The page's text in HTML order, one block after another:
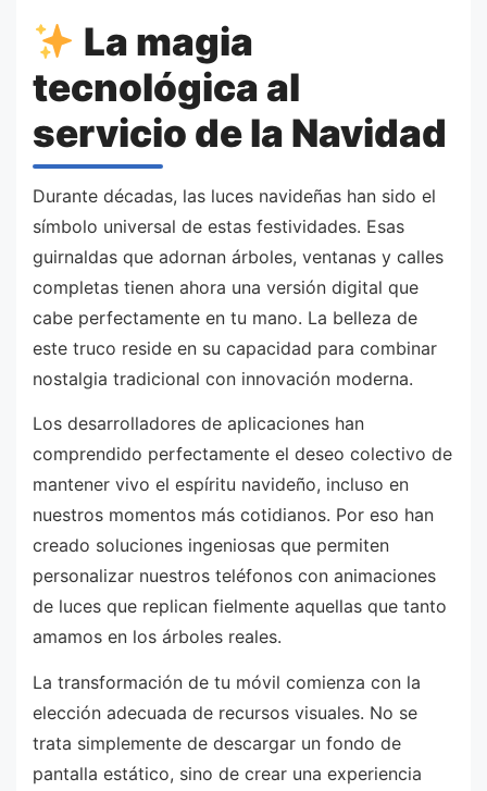
La magia
tecnológica al
servicio de la Navidad
Durante décadas, las luces navideñas han sido el
símbolo universal de estas festividades. Esas
guirnaldas que adornan árboles, ventanas y calles
completas tienen ahora una versión digital que
cabe perfectamente en tu mano. La belleza de
este truco reside en su capacidad para combinar
nostalgia tradicional con innovación moderna.
Los desarrolladores de aplicaciones han
comprendido perfectamente el deseo colectivo de
mantener vivo el espíritu navideño, incluso en
nuestros momentos más cotidianos. Por eso han
creado soluciones ingeniosas que permiten
personalizar nuestros teléfonos con animaciones
de luces que replican fielmente aquellas que tanto
amamos en los árboles reales.
La transformación de tu móvil comienza con la
elección adecuada de recursos visuales. No se
trata simplemente de descargar un fondo de
pantalla estático, sino de crear una experiencia